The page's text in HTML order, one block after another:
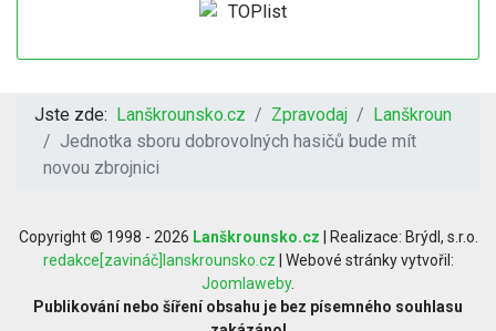
Jste zde: Lanškrounsko.cz Zpravodaj
Lanškroun
Jednotka sboru dobrovolných hasičů bude mít
novou zbrojnici
Copyright © 1998 - 2026 Lanškrounsko.cz
| Realizace: Brýdl, s.r.o.
redakce[zavináč]lanskrounsko.cz | Webové stránky vytvořil:
Joomlaweby.
Publikování nebo šíření obsahu je bez písemného souhlasu